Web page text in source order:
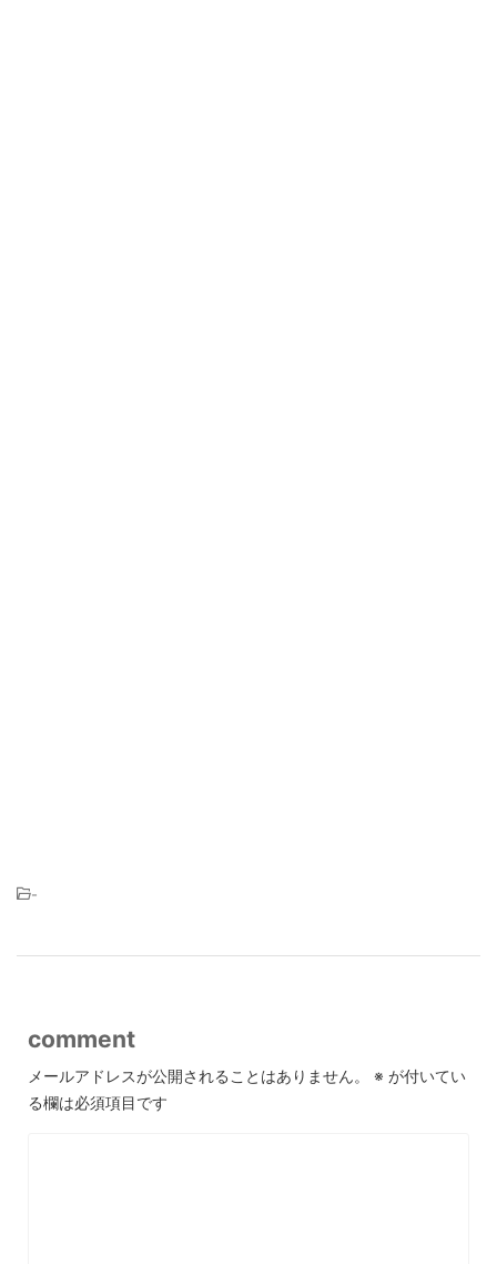
-
comment
メールアドレスが公開されることはありません。 ※ が付いてい
る欄は必須項目です